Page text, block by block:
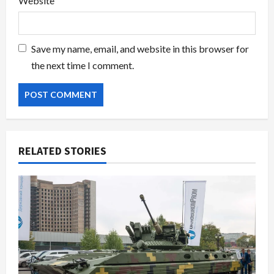
Save my name, email, and website in this browser for
the next time I comment.
RELATED STORIES